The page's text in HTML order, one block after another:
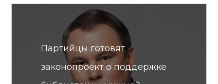
Партийцы готовят
законопроект о поддержке